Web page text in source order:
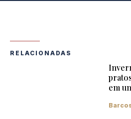
RELACIONADAS
em